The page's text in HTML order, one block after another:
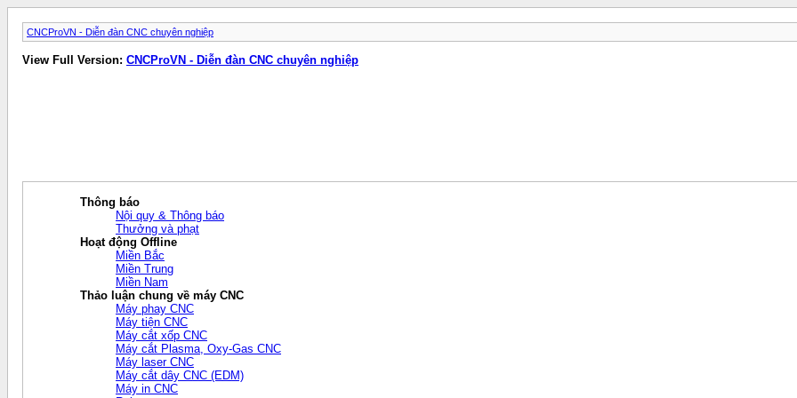
CNCProVN - Diễn đàn CNC chuyên nghiệp
View Full Version: CNCProVN - Diễn đàn CNC chuyên nghiệp
Thông báo
Nội quy & Thông báo
Thưởng và phạt
Hoạt động Offline
Miền Bắc
Miền Trung
Miền Nam
Thảo luận chung về máy CNC
Máy phay CNC
Máy tiện CNC
Máy cắt xốp CNC
Máy cắt Plasma, Oxy-Gas CNC
Máy laser CNC
Máy cắt dây CNC (EDM)
Máy in CNC